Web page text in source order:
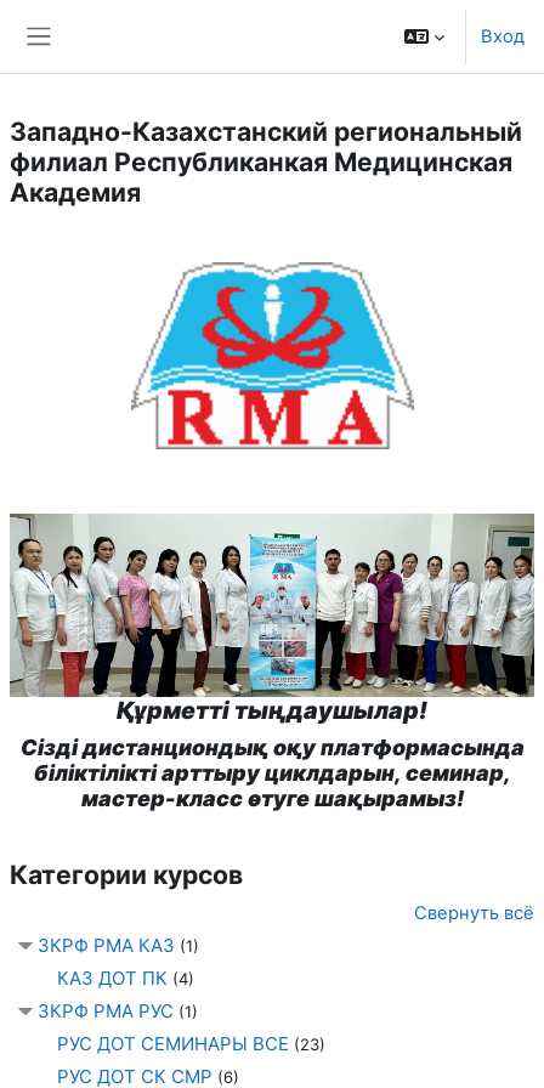
Вход
Западно-Казахстанский региональный
филиал Республиканкая Медицинская
Академия
Құрметті тыңдаушылар!
Сізді дистанциондық оқу платформасында
біліктілікті арттыру циклдарын, семинар,
мастер-класс өтуге шақырамыз!
Категории курсов
Свернуть всё
ЗКРФ РМА КАЗ (1)
КАЗ ДОТ ПК (4)
ЗКРФ РМА РУС (1)
РУС ДОТ СЕМИНАРЫ ВСЕ (23)
РУС ДОТ СК СМР (6)